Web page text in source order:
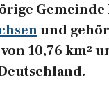
und
10,76 km²